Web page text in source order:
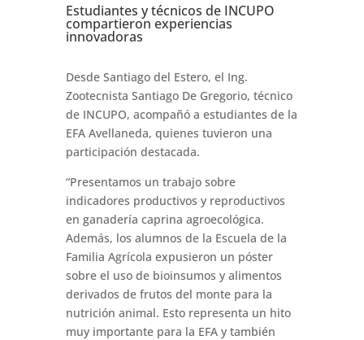
Estudiantes y técnicos de INCUPO
compartieron experiencias
innovadoras
Desde Santiago del Estero, el Ing.
Zootecnista Santiago De Gregorio, técnico
de INCUPO, acompañó a estudiantes de la
EFA Avellaneda, quienes tuvieron una
participación destacada.
“Presentamos un trabajo sobre
indicadores productivos y reproductivos
en ganadería caprina agroecológica.
Además, los alumnos de la Escuela de la
Familia Agrícola expusieron un póster
sobre el uso de bioinsumos y alimentos
derivados de frutos del monte para la
nutrición animal. Esto representa un hito
muy importante para la EFA y también